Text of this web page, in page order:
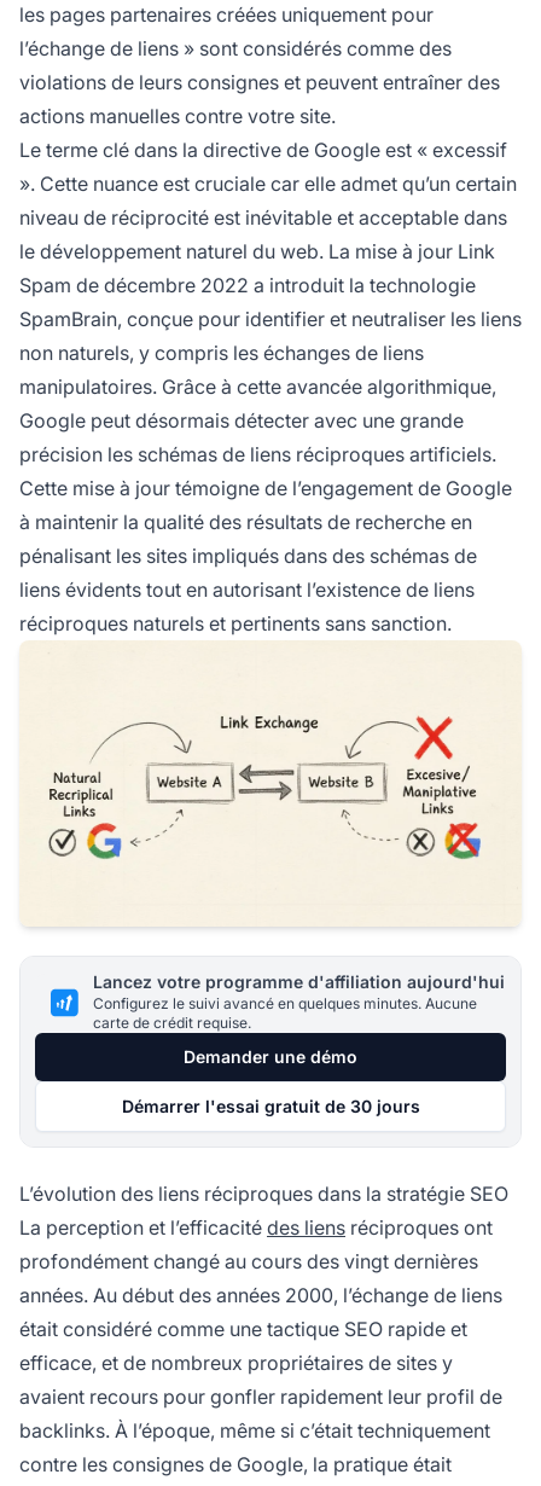
les pages partenaires créées uniquement pour
l’échange de liens » sont considérés comme des
violations de leurs consignes et peuvent entraîner des
actions manuelles contre votre site.
Le terme clé dans la directive de Google est « excessif
». Cette nuance est cruciale car elle admet qu’un certain
niveau de réciprocité est inévitable et acceptable dans
le développement naturel du web. La mise à jour Link
Spam de décembre 2022 a introduit la technologie
SpamBrain, conçue pour identifier et neutraliser les liens
non naturels, y compris les échanges de liens
manipulatoires. Grâce à cette avancée algorithmique,
Google peut désormais détecter avec une grande
précision les schémas de liens réciproques artificiels.
Cette mise à jour témoigne de l’engagement de Google
à maintenir la qualité des résultats de recherche en
pénalisant les sites impliqués dans des schémas de
liens évidents tout en autorisant l’existence de liens
réciproques naturels et pertinents sans sanction.
Lancez votre programme d'affiliation aujourd'hui
Configurez le suivi avancé en quelques minutes. Aucune
carte de crédit requise.
Demander une démo
Démarrer l'essai gratuit de 30 jours
L’évolution des liens réciproques dans la stratégie SEO
La perception et l’efficacité des liens réciproques ont
profondément changé au cours des vingt dernières
années. Au début des années 2000, l’échange de liens
était considéré comme une tactique SEO rapide et
efficace, et de nombreux propriétaires de sites y
avaient recours pour gonfler rapidement leur profil de
backlinks. À l’époque, même si c’était techniquement
contre les consignes de Google, la pratique était